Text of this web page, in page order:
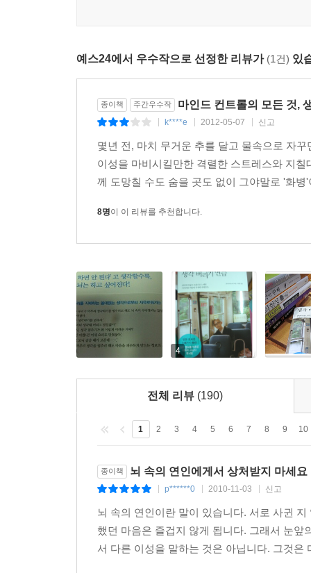
예스24에서 우수작으로 선정한 리뷰가 (1건) 있
종이책 주간우수작 마인드 컨트롤의 모든 것,
k****e 2012-05-07 신고
몇년 전, 마치 무거운 추를 달고 물속으로 자
이성을 마비시킬만한 격렬한 스트레스와 지
께 도망칠 수도 숨을 곳도 없이 그야말로 '화
8명이 이 리뷰를 추천합니다.
4
전체 리뷰 (190)
1 2 3 4 5 6 7 8 9 10
종이책 뇌 속의 연인에게서 상처받지 마세요
p******0 2010-11-03 신고
뇌 속의 연인이란 말이 있습니다. 서로 사귄
했던 마음은 즐겁지 않게 됩니다. 그래서 눈
서 다른 이성을 말하는 것은 아닙니다. 그것